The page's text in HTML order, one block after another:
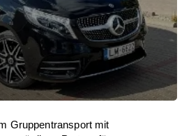
Gruppentransport mit